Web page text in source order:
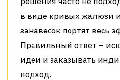
в виде кривых жалюзи
занавесок портят весь
Правильный ответ –
идеи и заказывать
подход.